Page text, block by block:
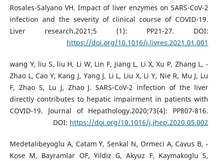
Rosales-Salyano VH. Impact of liver enzymes on SARS-CoV-2
infection and the severity of clinical course of COVID-19.
Liver research.2021;5 (1): PP21-27. DOI:
https://doi.org/10.1016/j.livres.2021.01.001
- wang Y, liu S, liu H, Li W, Lin F, Jiang L, Li X, Xu P, Zhang L,
Zhao L, Cao Y, Kang J, Yang J, Li L, Liu X, Li Y, Nie R, Mu J, Lu
F, Zhao S, Lu J, Zhao J. SARS-CoV-2 infection of the liver
directly contributes to hepatic impairment in patients with
COVID-19. Journal of Hepathology.2020;73(4): PP807-816.
DOI: https://doi.org/10.1016/j.jhep.2020.05.002
- Medetalibeyoglu A, Catam Y, Senkal N, Ormeci A, Cavus B,
Kose M, Bayramlar OF, Yildiz G, Akyuz F, Kaymakoglu S,